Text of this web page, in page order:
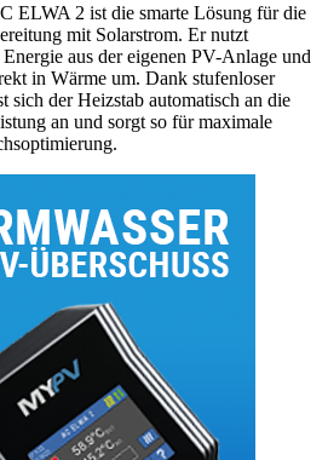
ELWA 2 ist die smarte Lösung für die
mit Solarstrom. Er nutzt
Energie aus der eigenen PV-Anlage und
in Wärme um. Dank stufenloser
sich der Heizstab automatisch an die
an und sorgt so für maximale